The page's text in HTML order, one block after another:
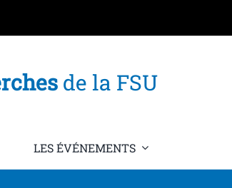
de la FSU
LES ÉVÉNEMENTS